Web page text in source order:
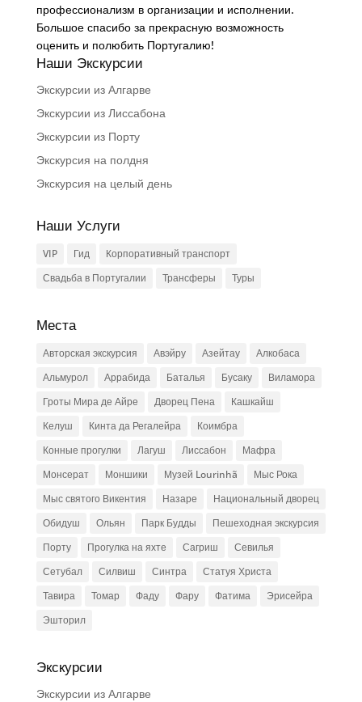
профессионализм в организации и исполнении.
Большое спасибо за прекрасную возможность
оценить и полюбить Португалию!
Наши Экскурсии
Экскурсии из Алгарве
Экскурсии из Лиссабона
Экскурсии из Порту
Экскурсия на полдня
Экскурсия на целый день
Наши Услуги
VIP Гид
Корпоративный транспорт
Свадьба в Португалии
Трансферы Туры
Места
Авторская экскурсия Авэйру Азейтау
Алкобаса
Альмурол
Аррабида Баталья Бусаку
Виламора
Гроты Мира де Айре
Дворец Пена
Кашкайш
Келуш
Кинта да Регалейра
Коимбра
Конные прогулки
Лагуш Лиссабон
Мафра
Монсерат
Моншики Музей Lourinhã
Мыс Рока
Мыс святого Викентия
Назаре
Национальный дворец
Обидуш
Ольян Парк Будды
Пешеходная экскурсия
Порту
Прогулка на яхте Сагриш
Севилья
Сетубал
Силвиш Синтра
Статуя Христа
Тавира
Томар Фаду Фару Фатима
Эрисейра
Эшторил
Экскурсии
Экскурсии из Алгарве